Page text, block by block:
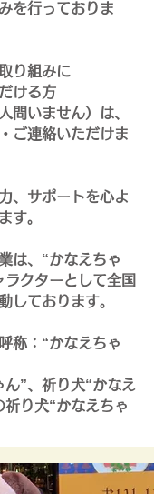
を行っておりま
り組みに
ける方
問いません）は、
ご連絡いただけま
、サポートを心よ
す。
は、“かなえちゃ
ラクターとして全国
しております。
称：“かなえちゃ
”、祈り犬“かなえ
り犬“かなえちゃ